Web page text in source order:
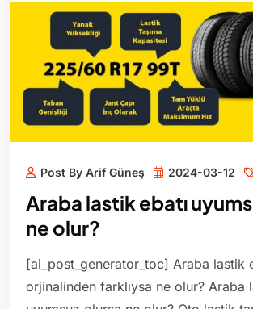
Post By Arif Güneş 2024-03-12
Araba lastik ebatı
ne olur?
[ai_post_generator_toc] Araba lastik
orjinalinden farklıysa ne olur? Araba